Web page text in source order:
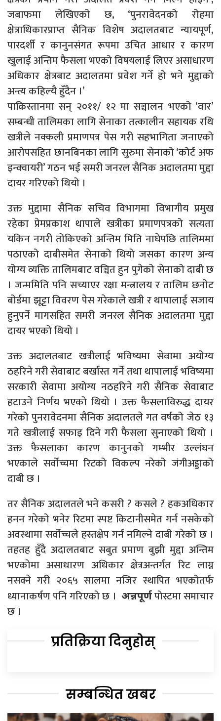
जबाफमा लेखिएको छ, ‘पुनरावेदनको रोहमा
क्षेत्राधिकारप्राप्त सैनिक विशेष अदालतबाट न्यायपूर्ण,
पारदर्शी र कानुनसंगत रूपमा उचित आधार र कारण
खुलाई अन्तिम फैसला भएको विषयलाई लिएर असाधारण
अधिकार क्षेत्रबाट अदालतमा प्रवेश गर्ने हो भने मुद्दाको
अन्त्य कहिल्यै हुँदैन ।’
पाकिस्तानमा सन् २०११/ १२ मा सञ्चालन भएको ‘वार’
सम्बन्धी तालिमका लागि सेनाका तत्कालीन सहायक रथि
खत्रीले नक्कली प्रमाणपत्र पेस गरी सहभागिता जनाएको
आरोपसहित छानबिनका लागि सुरुमा सेनाको ‘कोर्ट अफ
इन्क्वायरी’ गठन भई समरी जनरल सैनिक अदालतमा मुद्दा
दायर गरिएको थियो ।
उक्त मुद्दामा सैनिक सचिव विभागमा विभागीय प्रमुख
रहेका प्रेमप्रकाश थापाले खत्रीका प्रमाणपत्रको सत्यता
यकिन नगरी तोकिएको अन्तिम मिति नाघेपछि तालिममा
पठाएको दाबीसमेत सेनाको थियो जसका कारण अन्य
योग्य व्यक्ति तालिमबाट वञ्चित हुन पुगेको सेनाको दाबी छ
। जन्ममिति पनि सच्याएर रक्षा मन्त्रालय र तालिम छनोट
बोर्डमा झूट्टा विवरण पेस गरेकाले खत्री र थापालाई सजाय
हुनुपर्ने मागसहित समरी जनरल सैनिक अदालतमा मुद्दा
दायर भएको थियो ।
उक्त अदालतबाट खत्रीलाई भविष्यमा सेवामा अयोग्य
ठहरिने गरी सेवाबाट बर्खास्त गर्ने तथा थापालाई भविष्यमा
सरकारी सेवामा अयोग्य नठहरिने गरी सैनिक सेवाबाट
हटाउने निर्णय भएको थियो । उक्त फैसलाविरुद्ध दायर
गरेको पुनरावेदनमा सैनिक अदालतले गत वर्षको जेठ १३
गते खत्रीलाई सफाइ दिने गरी फैसला सुनाएको थियो ।
उक्त फैसलाका कारण कानुनको गम्भीर उल्लंघन
भएकाले सर्वोच्चमा रिटको विकल्प नरेको जंगीअड्डाको
दाबी छ ।
तर सैनिक अदालतले भने कसरी ? कसले ? हकअधिकार
हनन गरेको भनेर रिटमा स्पष्ट किटानीसमेत गर्न नसकेको
अवस्थामा सर्वोच्चले हस्तक्षेप गर्न नमिल्ने दाबी गरेको छ ।
तहतह हुँदै अदालतबाट सबुत प्रमाण बुझी मुद्दा अन्तिम
भएकोमा असाधारण अधिकार क्षेत्रअन्तर्गत रिट लाग्न
नसक्ने गरी २०६५ सालमा नजिर स्थापित भएकोतर्फ
ध्यानाकर्षण पनि गरिएको छ । अन्नपूर्णपोस्टमा समाचार
छ ।
प्रतिक्रिया दिनुहोस्
सम्बन्धित खबर